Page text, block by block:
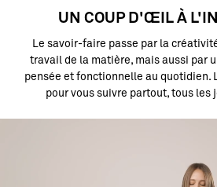
UN COUP D'ŒIL À
Le savoir-faire passe par la
travail de la matière, mais aussi par
pensée et fonctionnelle au quotidien.
pour vous suivre partout, tous les